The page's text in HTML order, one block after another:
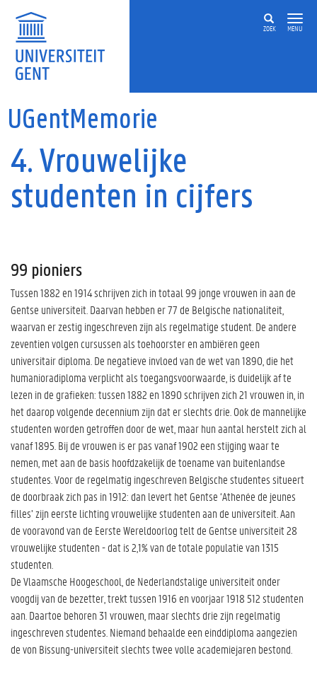
ZOEK MENU
UGentMemorie
4. Vrouwelijke
studenten in cijfers
99 pioniers
Tussen 1882 en 1914 schrijven zich in totaal 99 jonge vrouwen in aan de
Gentse universiteit. Daarvan hebben er 77 de Belgische nationaliteit,
waarvan er zestig ingeschreven zijn als regelmatige student. De andere
zeventien volgen cursussen als toehoorster en ambiëren geen
universitair diploma. De negatieve invloed van de wet van 1890, die het
humanioradiploma verplicht als toegangsvoorwaarde, is duidelijk af te
lezen in de grafieken: tussen 1882 en 1890 schrijven zich 21 vrouwen in, in
het daarop volgende decennium zijn dat er slechts drie. Ook de mannelijke
studenten worden getroffen door de wet, maar hun aantal herstelt zich al
vanaf 1895. Bij de vrouwen is er pas vanaf 1902 een stijging waar te
nemen, met aan de basis hoofdzakelijk de toename van buitenlandse
studentes. Voor de regelmatig ingeschreven Belgische studentes situeert
de doorbraak zich pas in 1912: dan levert het Gentse ‘Athenée de jeunes
filles’ zijn eerste lichting vrouwelijke studenten aan de universiteit. Aan
de vooravond van de Eerste Wereldoorlog telt de Gentse universiteit 28
vrouwelijke studenten - dat is 2,1% van de totale populatie van 1315
studenten.
De Vlaamsche Hoogeschool, de Nederlandstalige universiteit onder
voogdij van de bezetter, trekt tussen 1916 en voorjaar 1918 512 studenten
aan. Daartoe behoren 31 vrouwen, maar slechts drie zijn regelmatig
ingeschreven studentes. Niemand behaalde een einddiploma aangezien
de von Bissung-universiteit slechts twee volle academiejaren bestond.